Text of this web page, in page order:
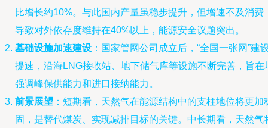
比增长约10%。与此国内产量虽稳步提升，但增速不及消费
导致对外依存度维持在40%以上，能源安全议题突出。
基础设施加速建设 ：国家管网公司成立后，“全国一张网”建
提速，沿海LNG接收站、地下储气库等设施不断完善，旨在
强调峰保供能力和进口接纳能力。
前景展望 ：短期看，天然气在能源结构中的支柱地位将更加
固，是替代煤炭、实现减排目标的关键。中长期看，天然气